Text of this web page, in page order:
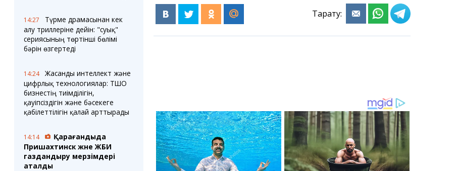
14:27
Түрме драмасынан кек
алу триллеріне дейін: "суық"
сериясының төртінші бөлімі
бәрін өзгертеді
14:24
Жасанды интеллект және
цифрлық технологиялар: ТШО
бизнестің тиімділігін,
қауіпсіздігін және бәсекеге
қабілеттілігін қалай арттырады
14:14
Қарағандыда
Пришахтинск және ЖБИ
газдандыру мерзімдері
аталды
Тарату: